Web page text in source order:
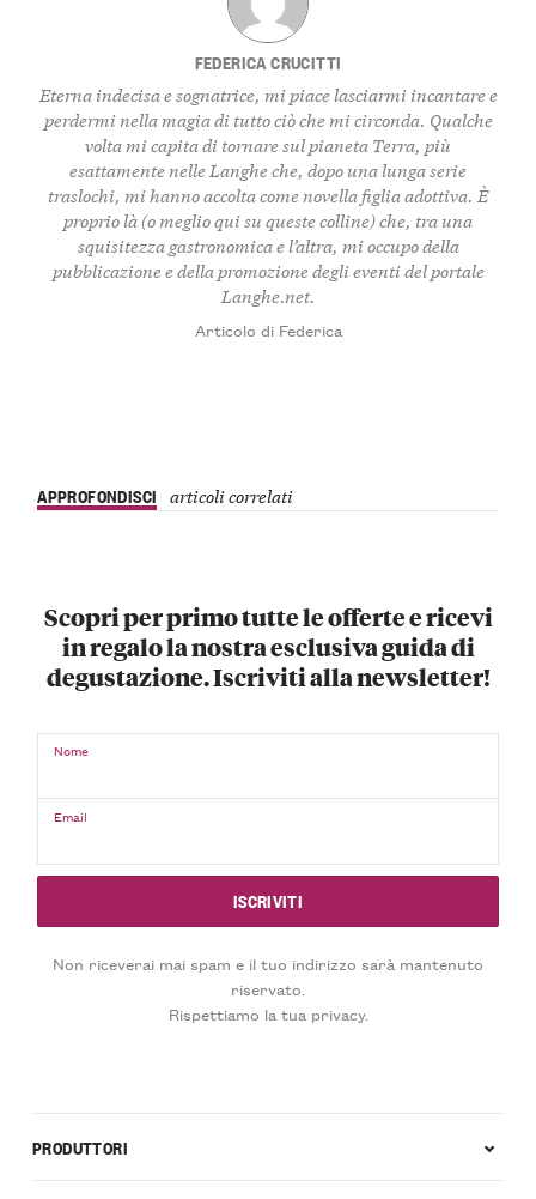
FEDERICA CRUCITTI
Eterna indecisa e sognatrice, mi piace lasciarmi incantare e
perdermi nella magia di tutto ciò che mi circonda. Qualche
volta mi capita di tornare sul pianeta Terra, più
esattamente nelle Langhe che, dopo una lunga serie
traslochi, mi hanno accolta come novella figlia adottiva. È
proprio là (o meglio qui su queste colline) che, tra una
squisitezza gastronomica e l’altra, mi occupo della
pubblicazione e della promozione degli eventi del portale
Langhe.net.
Articolo di Federica
APPROFONDISCI articoli correlati
Scopri per primo tutte le offerte e ricevi
in regalo la nostra esclusiva guida di
degustazione. Iscriviti alla newsletter!
Nome
Email
Non riceverai mai spam e il tuo indirizzo sarà mantenuto
riservato.
Rispettiamo la tua privacy.
PRODUTTORI